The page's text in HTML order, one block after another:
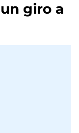
giro a